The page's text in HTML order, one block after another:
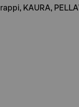
KAURA,